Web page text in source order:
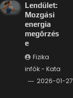
Lendület:
Mozgási
energia
megőrzés
e
Fizika
infók - Kata
2026-01-27